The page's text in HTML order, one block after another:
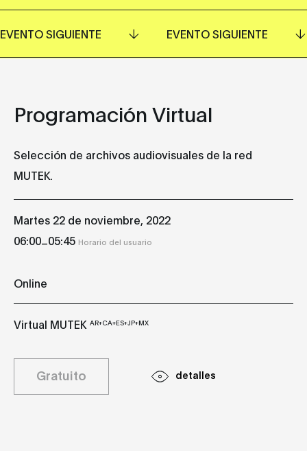
EVENTO SIGUIENTE EVENTO SIGUIENTE
Programación Virtual
Selección de archivos audiovisuales de la red
MUTEK.
Martes 22 de noviembre, 2022
06:00 05:45 Horario del usuario
Online
Virtual MUTEK AR+CA+ES+JP+MX
Gratuito detalles